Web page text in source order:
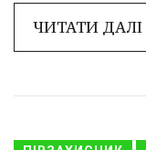
ЧИТАТИ ДАЛІ